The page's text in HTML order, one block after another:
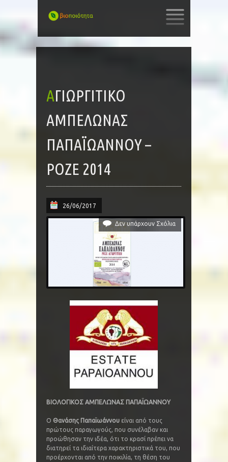
TO
ΑΓΙΩΡΓΙΤΙΚΟ
ΑΜΠΕΛΩΝΑΣ
ΠΑΠΑΪΩΑΝΝΟΥ –
ΡΟΖΕ 2014
26/06/2017
Δεν υπάρχουν Σχόλια
ΒΙΟΛΟΓΙΚΟΣ ΑΜΠΕΛΩΝΑΣ ΠΑΠΑΪΩΑΝΝΟΥ
Ο Θανάσης Παπαϊωάννου είναι από τους
πρώτους παραγωγούς, που συνέλαβαν και
προώθησαν την ιδέα, ότι το κρασί πρέπει να
διατηρεί τα ιδιαίτερα χαρακτηριστικά του, που
προέρχονται από την ποικιλία, τη θέση του